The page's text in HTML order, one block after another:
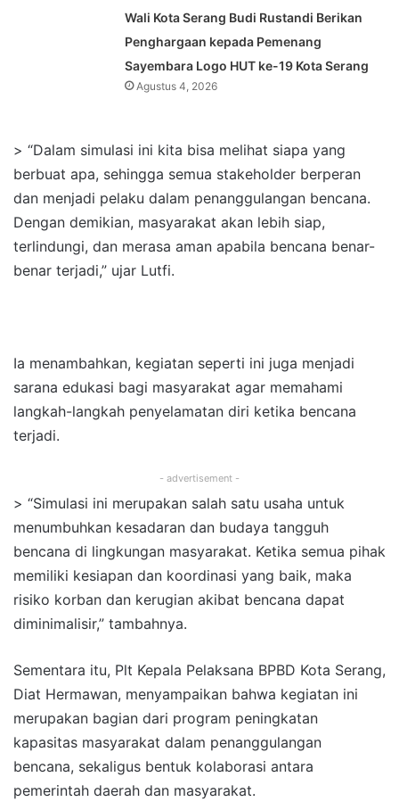
Wali Kota Serang Budi Rustandi Berikan
Penghargaan kepada Pemenang
Sayembara Logo HUT ke-19 Kota Serang
Agustus 4, 2026
> “Dalam simulasi ini kita bisa melihat siapa yang
berbuat apa, sehingga semua stakeholder berperan
dan menjadi pelaku dalam penanggulangan bencana.
Dengan demikian, masyarakat akan lebih siap,
terlindungi, dan merasa aman apabila bencana benar-
benar terjadi,” ujar Lutfi.
Ia menambahkan, kegiatan seperti ini juga menjadi
sarana edukasi bagi masyarakat agar memahami
langkah-langkah penyelamatan diri ketika bencana
terjadi.
- advertisement -
> “Simulasi ini merupakan salah satu usaha untuk
menumbuhkan kesadaran dan budaya tangguh
bencana di lingkungan masyarakat. Ketika semua pihak
memiliki kesiapan dan koordinasi yang baik, maka
risiko korban dan kerugian akibat bencana dapat
diminimalisir,” tambahnya.
Sementara itu, Plt Kepala Pelaksana BPBD Kota Serang,
Diat Hermawan, menyampaikan bahwa kegiatan ini
merupakan bagian dari program peningkatan
kapasitas masyarakat dalam penanggulangan
bencana, sekaligus bentuk kolaborasi antara
pemerintah daerah dan masyarakat.